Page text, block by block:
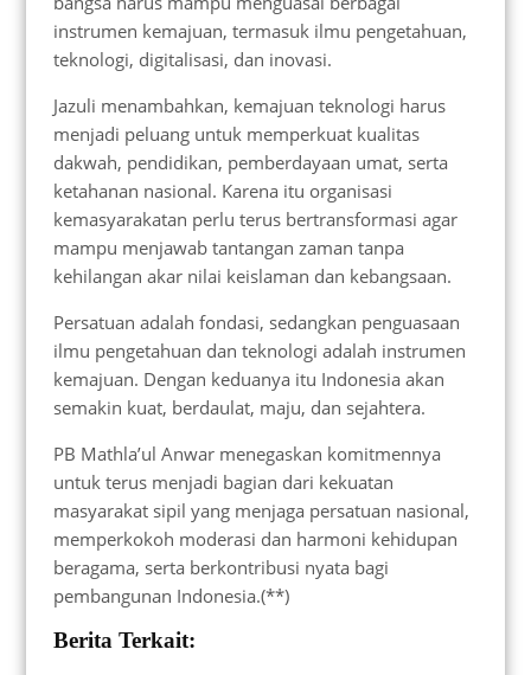
instrumen kemajuan, termasuk ilmu pengetahuan,
teknologi, digitalisasi, dan inovasi.
Jazuli menambahkan, kemajuan teknologi harus
menjadi peluang untuk memperkuat kualitas
dakwah, pendidikan, pemberdayaan umat, serta
ketahanan nasional. Karena itu organisasi
kemasyarakatan perlu terus bertransformasi agar
mampu menjawab tantangan zaman tanpa
kehilangan akar nilai keislaman dan kebangsaan.
Persatuan adalah fondasi, sedangkan penguasaan
ilmu pengetahuan dan teknologi adalah instrumen
kemajuan. Dengan keduanya itu Indonesia akan
semakin kuat, berdaulat, maju, dan sejahtera.
PB Mathla’ul Anwar menegaskan komitmennya
untuk terus menjadi bagian dari kekuatan
masyarakat sipil yang menjaga persatuan nasional,
memperkokoh moderasi dan harmoni kehidupan
beragama, serta berkontribusi nyata bagi
pembangunan Indonesia.(**)
Berita Terkait: